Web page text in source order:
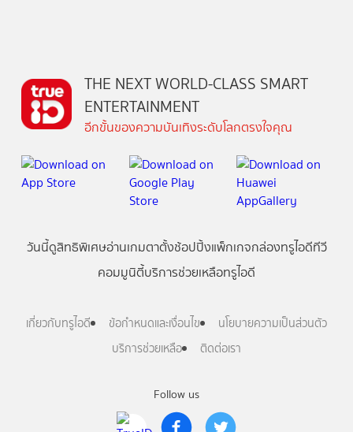
Follow us
THE NEXT WORLD-CLASS SMART
ENTERTAINMENT
อีกขั้นของความบันเทิงระดับโลกตรงใจคุณ
วันนี้ดูสิทธิพิเศษอ่านเกมตาตั้งช้อปปิ้งแพ็กเกจกล่องทรูไอดีทีวี
คอมมูนิตี้บริการช่วยเหลือทรูไอดี
เกี่ยวกับทรูไอดี ข้อกำหนดและเงื่อนไข
นโยบายความเป็นส่วนตัว
บริการช่วยเหลือ
ติดต่อเรา